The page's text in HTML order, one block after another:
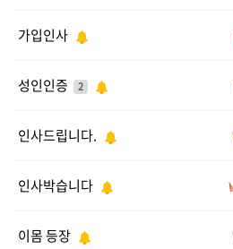
가입인사
성인인증 2
인사드립니다.
인사박습니다
이몸 등장